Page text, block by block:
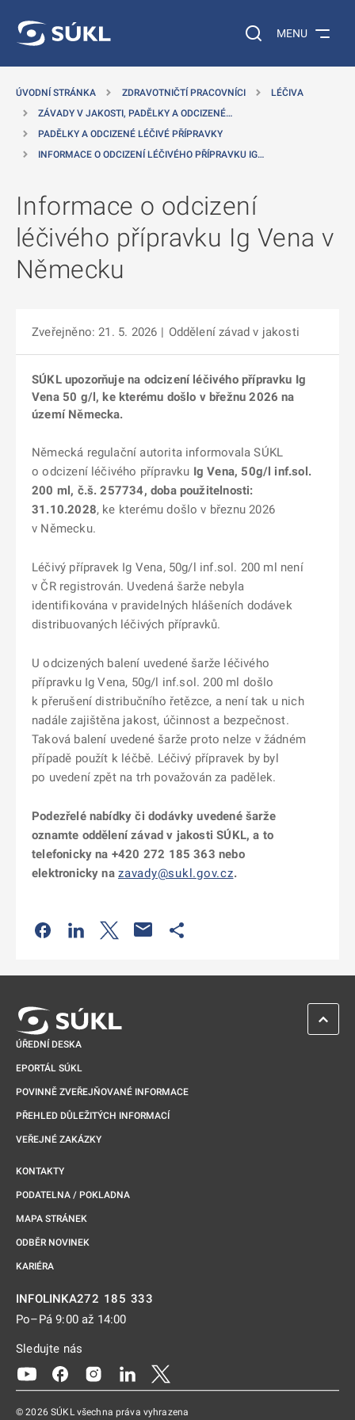
Vyhledávání na
MENU
ÚVODNÍ STRÁNKA ZDRAVOTNIČTÍ PRACOVNÍCI
LÉČIVA
ZÁVADY V JAKOSTI, PADĚLKY A ODCIZENÉ…
PADĚLKY A ODCIZENÉ LÉČIVÉ PŘÍPRAVKY
INFORMACE O ODCIZENÍ LÉČIVÉHO PŘÍPRAVKU IG…
Informace o odcizení
léčivého přípravku Ig Vena v
Německu
Zveřejněno: 21. 5. 2026 | Oddělení závad v jakosti
SÚKL upozorňuje na odcizení léčivého přípravku Ig
Vena 50 g/l, ke kterému došlo v břežnu 2026 na
území Německa.
Německá regulační autorita informovala SÚKL
o odcizení léčivého přípravku Ig Vena, 50g/l inf.sol.
200 ml, č.š. 257734, doba použitelnosti:
31.10.2028, ke kterému došlo v březnu 2026
v Německu.
Léčivý přípravek Ig Vena, 50g/l inf.sol. 200 ml není
v ČR registrován. Uvedená šarže nebyla
identifikována v pravidelných hlášeních dodávek
distribuovaných léčivých přípravků.
U odcizených balení uvedené šarže léčivého
přípravku Ig Vena, 50g/l inf.sol. 200 ml došlo
k přerušení distribučního řetězce, a není tak u nich
nadále zajištěna jakost, účinnost a bezpečnost.
Taková balení uvedené šarže proto nelze v žádném
případě použít k léčbě. Léčivý přípravek by byl
po uvedení zpět na trh považován za padělek.
Podezřelé nabídky či dodávky uvedené šarže
oznamte oddělení závad v jakosti SÚKL, a to
telefonicky na +420 272 185 363 nebo
elektronicky na zavady@sukl.gov.cz.
Odkaz se otevře na nové kartě
Odkaz se otevře na nové kartě
Odkaz se otevře na nové kartě
ÚŘEDNÍ DESKA
EPORTÁL SÚKL
POVINNĚ ZVEŘEJŇOVANÉ INFORMACE
PŘEHLED DŮLEŽITÝCH INFORMACÍ
VEŘEJNÉ ZAKÁZKY
KONTAKTY
PODATELNA / POKLADNA
MAPA STRÁNEK
ODBĚR NOVINEK
KARIÉRA
INFOLINKA272 185 333
Po–Pá 9:00 až 14:00
Sledujte nás
Odkaz se otevře na nové kartě
Odkaz se otevře na nové kartě
Odkaz se otevře na nové kartě
Odkaz se otevře na nové kartě
© 2026 SÚKL všechna práva vyhrazena
ZPĚT